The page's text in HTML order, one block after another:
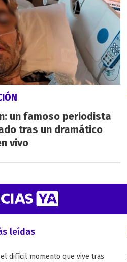
un famoso periodista
tras un dramático
vivo
leídas
el difícil momento que vive tras